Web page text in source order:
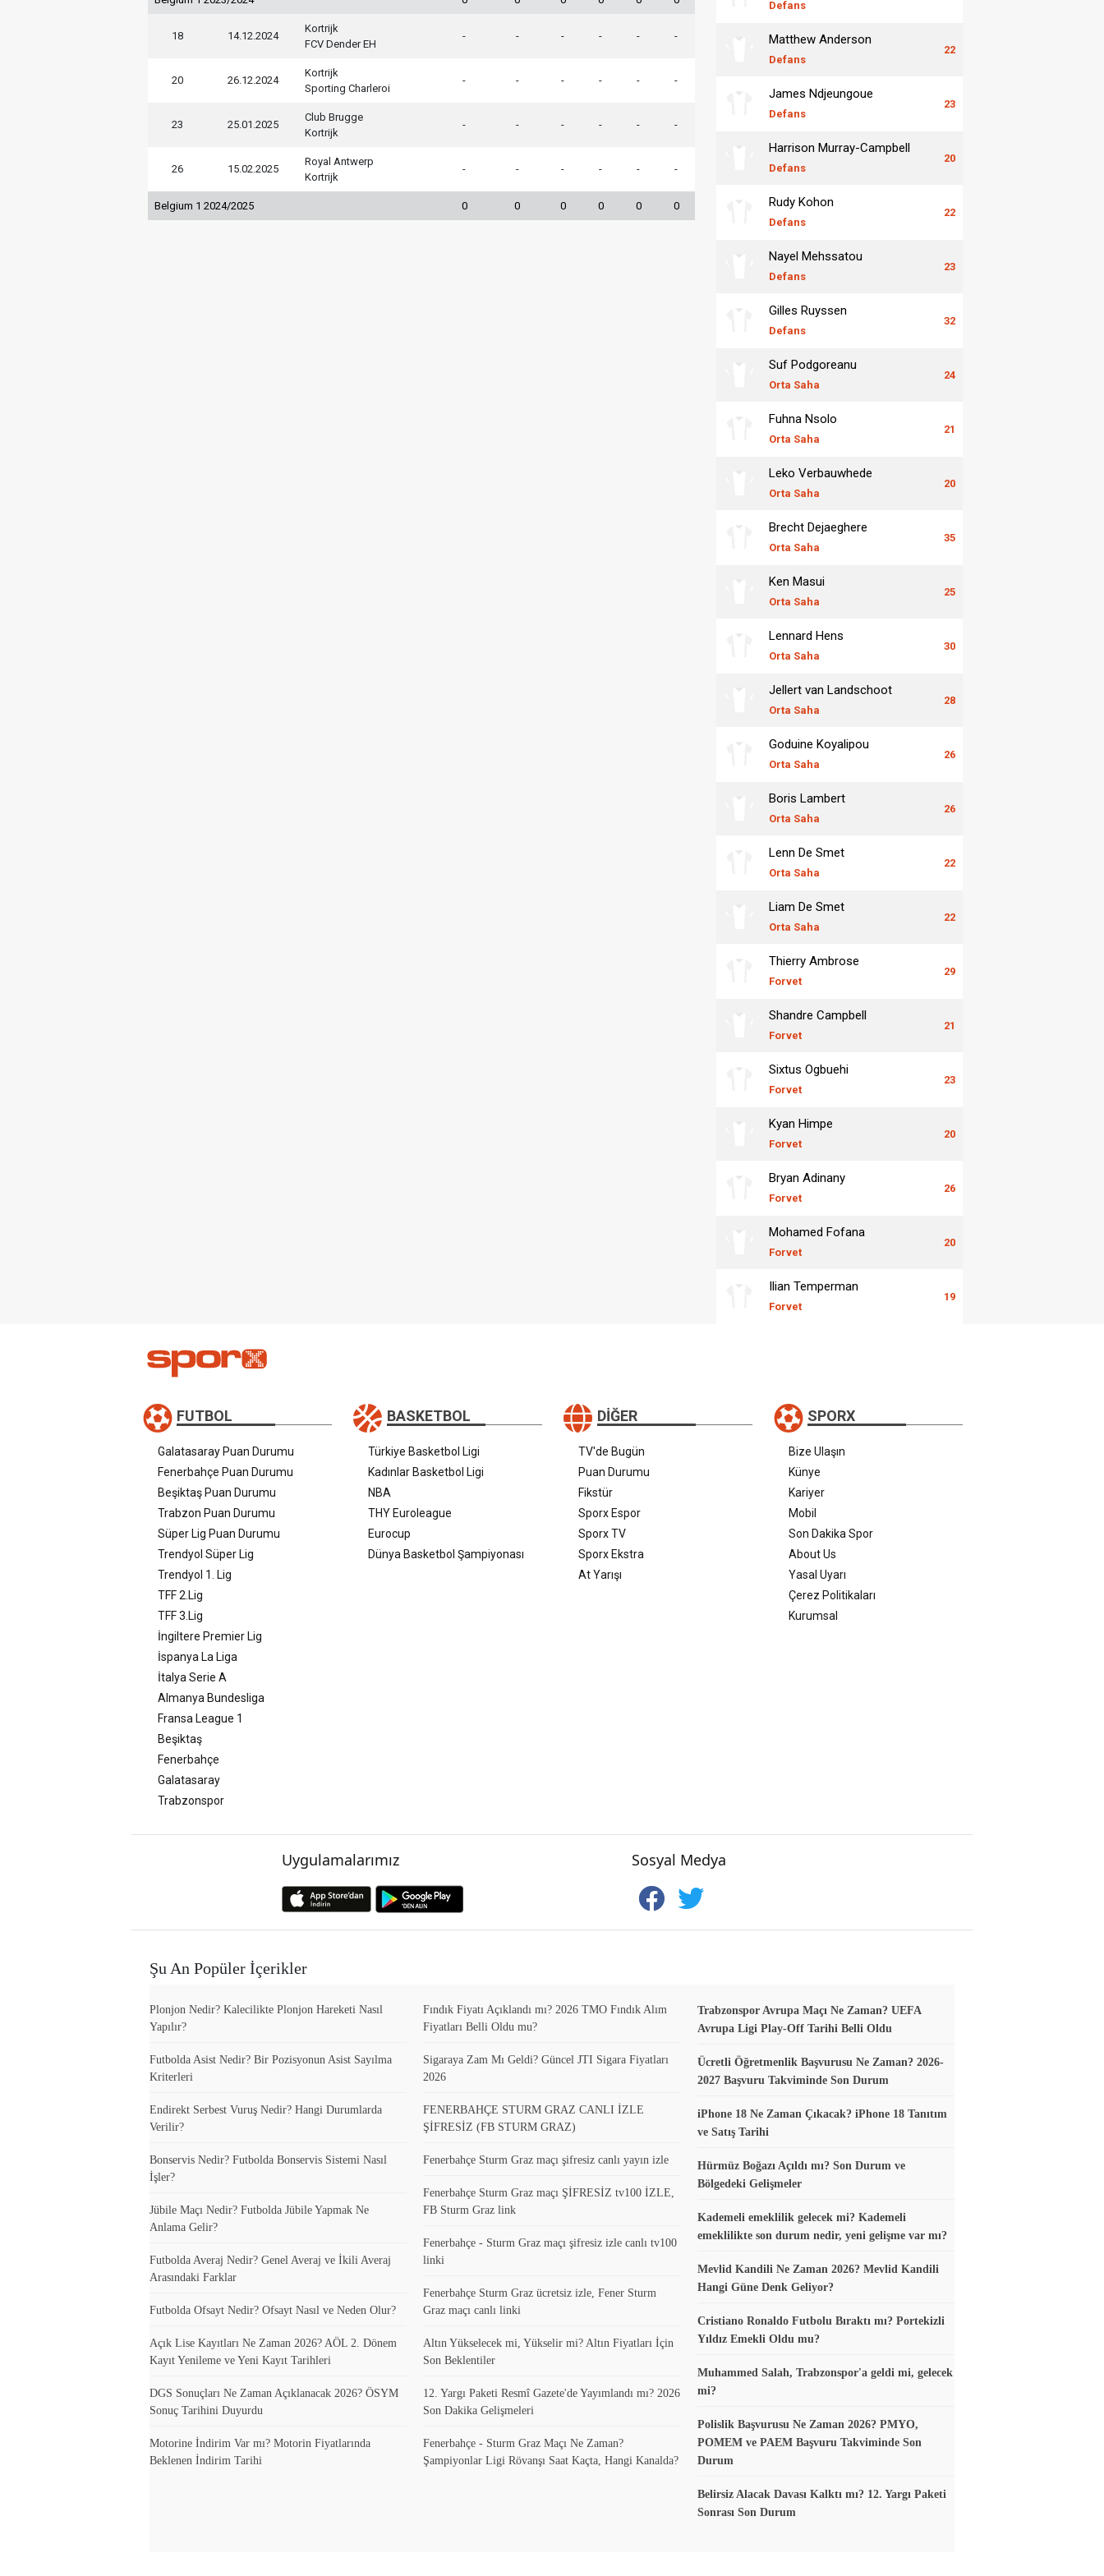
18 14.12.2024
Kortrijk
FCV Dender EH
- - - - - -
20 26.12.2024
Kortrijk
Sporting Charleroi
- - - - - -
23 25.01.2025
Club Brugge
Kortrijk
- - - - - -
26 15.02.2025
Royal Antwerp
Kortrijk
- - - - - -
Belgium 1 2024/2025 0 0 0 0 0 0
Defans
Matthew Anderson
Defans
22
James Ndjeungoue
Defans
23
Harrison Murray-Campbell
Defans
20
Rudy Kohon
Defans
22
Nayel Mehssatou
Defans
23
Gilles Ruyssen
Defans
32
Suf Podgoreanu
Orta Saha
24
Fuhna Nsolo
Orta Saha
21
Leko Verbauwhede
Orta Saha
20
Brecht Dejaeghere
Orta Saha
35
Ken Masui
Orta Saha
25
Lennard Hens
Orta Saha
30
Jellert van Landschoot
Orta Saha
28
Goduine Koyalipou
Orta Saha
26
Boris Lambert
Orta Saha
26
Lenn De Smet
Orta Saha
22
Liam De Smet
Orta Saha
22
Thierry Ambrose
Forvet
29
Shandre Campbell
Forvet
21
Sixtus Ogbuehi
Forvet
23
Kyan Himpe
Forvet
20
Bryan Adinany
Forvet
26
Mohamed Fofana
Forvet
20
Ilian Temperman
Forvet
19
FUTBOL
Galatasaray Puan Durumu
Fenerbahçe Puan Durumu
Beşiktaş Puan Durumu
Trabzon Puan Durumu
Süper Lig Puan Durumu
Trendyol Süper Lig
Trendyol 1. Lig
TFF 2.Lig
TFF 3.Lig
İngiltere Premier Lig
İspanya La Liga
İtalya Serie A
Almanya Bundesliga
Fransa League 1
Beşiktaş
Fenerbahçe
Galatasaray
Trabzonspor
BASKETBOL
Türkiye Basketbol Ligi
Kadınlar Basketbol Ligi
NBA
THY Euroleague
Eurocup
Dünya Basketbol Şampiyonası
DIĞER
TV'de Bugün
Puan Durumu
Fikstür
Sporx Espor
Sporx TV
Sporx Ekstra
At Yarışı
SPORX
Bize Ulaşın
Künye
Kariyer
Mobil
Son Dakika Spor
About Us
Yasal Uyarı
Çerez Politikaları
Kurumsal
Uygulamalarımız Sosyal Medya
Şu An Popüler İçerikler
Plonjon Nedir? Kalecilikte Plonjon Hareketi Nasıl
Yapılır?
Futbolda Asist Nedir? Bir Pozisyonun Asist Sayılma
Kriterleri
Endirekt Serbest Vuruş Nedir? Hangi Durumlarda
Verilir?
Bonservis Nedir? Futbolda Bonservis Sistemi Nasıl
İşler?
Jübile Maçı Nedir? Futbolda Jübile Yapmak Ne
Anlama Gelir?
Futbolda Averaj Nedir? Genel Averaj ve İkili Averaj
Arasındaki Farklar
Futbolda Ofsayt Nedir? Ofsayt Nasıl ve Neden Olur?
Açık Lise Kayıtları Ne Zaman 2026? AÖL 2. Dönem
Kayıt Yenileme ve Yeni Kayıt Tarihleri
DGS Sonuçları Ne Zaman Açıklanacak 2026? ÖSYM
Sonuç Tarihini Duyurdu
Motorine İndirim Var mı? Motorin Fiyatlarında
Beklenen İndirim Tarihi
Fındık Fiyatı Açıklandı mı? 2026 TMO Fındık Alım
Fiyatları Belli Oldu mu?
Sigaraya Zam Mı Geldi? Güncel JTI Sigara Fiyatları
2026
FENERBAHÇE STURM GRAZ CANLI İZLE
ŞİFRESİZ (FB STURM GRAZ)
Fenerbahçe Sturm Graz maçı şifresiz canlı yayın izle
Fenerbahçe Sturm Graz maçı ŞİFRESİZ tv100 İZLE,
FB Sturm Graz link
Fenerbahçe - Sturm Graz maçı şifresiz izle canlı tv100
linki
Fenerbahçe Sturm Graz ücretsiz izle, Fener Sturm
Graz maçı canlı linki
Altın Yükselecek mi, Yükselir mi? Altın Fiyatları İçin
Son Beklentiler
12. Yargı Paketi Resmî Gazete'de Yayımlandı mı? 2026
Son Dakika Gelişmeleri
Fenerbahçe - Sturm Graz Maçı Ne Zaman?
Şampiyonlar Ligi Rövanşı Saat Kaçta, Hangi Kanalda?
Trabzonspor Avrupa Maçı Ne Zaman? UEFA
Avrupa Ligi Play-Off Tarihi Belli Oldu
Ücretli Öğretmenlik Başvurusu Ne Zaman? 2026-
2027 Başvuru Takviminde Son Durum
iPhone 18 Ne Zaman Çıkacak? iPhone 18 Tanıtım
ve Satış Tarihi
Hürmüz Boğazı Açıldı mı? Son Durum ve
Bölgedeki Gelişmeler
Kademeli emeklilik gelecek mi? Kademeli
emeklilikte son durum nedir, yeni gelişme var mı?
Mevlid Kandili Ne Zaman 2026? Mevlid Kandili
Hangi Güne Denk Geliyor?
Cristiano Ronaldo Futbolu Bıraktı mı? Portekizli
Yıldız Emekli Oldu mu?
Muhammed Salah, Trabzonspor'a geldi mi, gelecek
mi?
Polislik Başvurusu Ne Zaman 2026? PMYO,
POMEM ve PAEM Başvuru Takviminde Son
Durum
Belirsiz Alacak Davası Kalktı mı? 12. Yargı Paketi
Sonrası Son Durum